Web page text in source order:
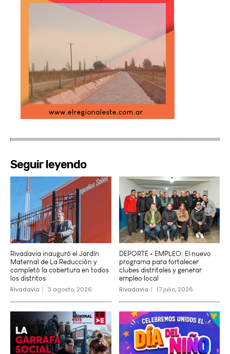
Seguir leyendo
Rivadavia inauguró el Jardín
Maternal de La Reducción y
completó la cobertura en todos
los distritos
Rivadavia 3 agosto, 2026
DEPORTE + EMPLEO: El nuevo
programa para fortalecer
clubes distritales y generar
empleo local
Rivadavia 17 julio, 2026